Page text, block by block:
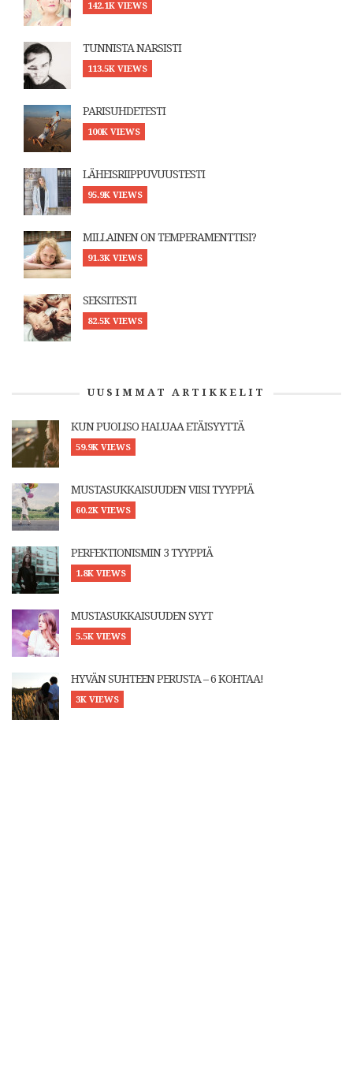
142.1K VIEWS
TUNNISTA NARSISTI
113.5K VIEWS
PARISUHDETESTI
100K VIEWS
LÄHEISRIIPPUVUUSTESTI
95.9K VIEWS
MILLAINEN ON TEMPERAMENTTISI?
91.3K VIEWS
SEKSITESTI
82.5K VIEWS
UUSIMMAT ARTIKKELIT
KUN PUOLISO HALUAA ETÄISYYTTÄ
59.9K VIEWS
MUSTASUKKAISUUDEN VIISI TYYPPIÄ
60.2K VIEWS
PERFEKTIONISMIN 3 TYYPPIÄ
1.8K VIEWS
MUSTASUKKAISUUDEN SYYT
5.5K VIEWS
HYVÄN SUHTEEN PERUSTA – 6 KOHTAA!
3K VIEWS